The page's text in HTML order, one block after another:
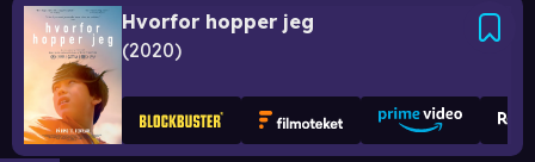
Hvorfor hopper jeg
2020